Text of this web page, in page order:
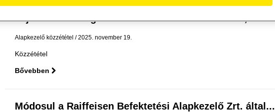
Tájékoztatás forgalmazási feltételek változásáról,...
Alapkezelő közzététel 2025. november 19.
Közzététel
Bővebben
Módosul a Raiffeisen Befektetési Alapkezelő Zrt. által...